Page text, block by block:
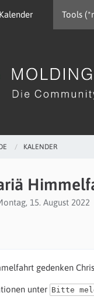
Kalender Tools
KALENDER
15. August 2022
gedenken
unter Bitte